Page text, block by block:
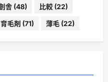
舎 (48) 比較 (22)
育毛剤 (71) 薄毛 (22)